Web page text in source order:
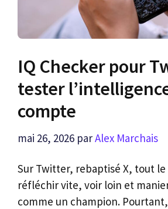
IQ Checker pour
tester
compte
mai 26, 2026 parAlex Marchais
Sur Twitter, rebaptisé X, tout
réfléchir vite, voir loin et
comme un champion.